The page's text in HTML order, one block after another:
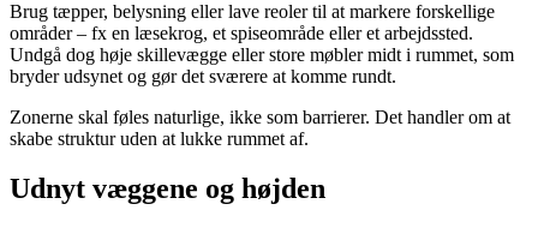
Brug tæpper, belysning eller lave reoler til at markere forskellige
områder – fx en læsekrog, et spiseområde eller et arbejdssted.
Undgå dog høje skillevægge eller store møbler midt i rummet, som
bryder udsynet og gør det sværere at komme rundt.
Zonerne skal føles naturlige, ikke som barrierer. Det handler om at
skabe struktur uden at lukke rummet af.
Udnyt væggene og højden